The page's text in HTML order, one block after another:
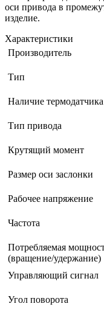
оси привода в
изделие.
Характеристики
Производитель
Тип
Наличие термодатчика
Тип привода
Крутящий момент
Размер оси заслонки
Рабочее напряжение
Частота
Потребляемая
(вращение/удержание)
Управляющий сигнал
Угол поворота